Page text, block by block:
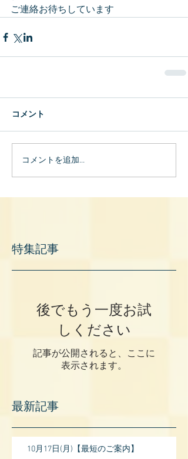
ご連絡お待ちしています
コメント
コメントを追加…
特集記事
後でもう一度お試
しください
記事が公開されると、ここに
表示されます。
最新記事
10月17日(月)【最短のご案内】